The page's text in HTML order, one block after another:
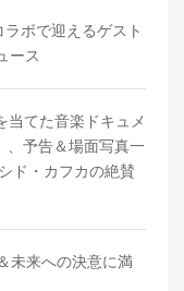
ボで迎えるゲスト
ース
当てた音楽ドキュメ
、予告＆場面写真一
ド・カフカの絶賛
未来への決意に満